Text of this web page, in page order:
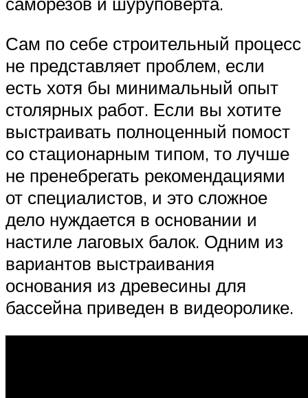
Сам по себе строительный процесс
не представляет проблем, если
есть хотя бы минимальный опыт
столярных работ. Если вы хотите
выстраивать полноценный помост
со стационарным типом, то лучше
не пренебрегать рекомендациями
от специалистов, и это сложное
дело нуждается в основании и
настиле лаговых балок. Одним из
вариантов выстраивания
основания из древесины для
бассейна приведен в видеоролике.